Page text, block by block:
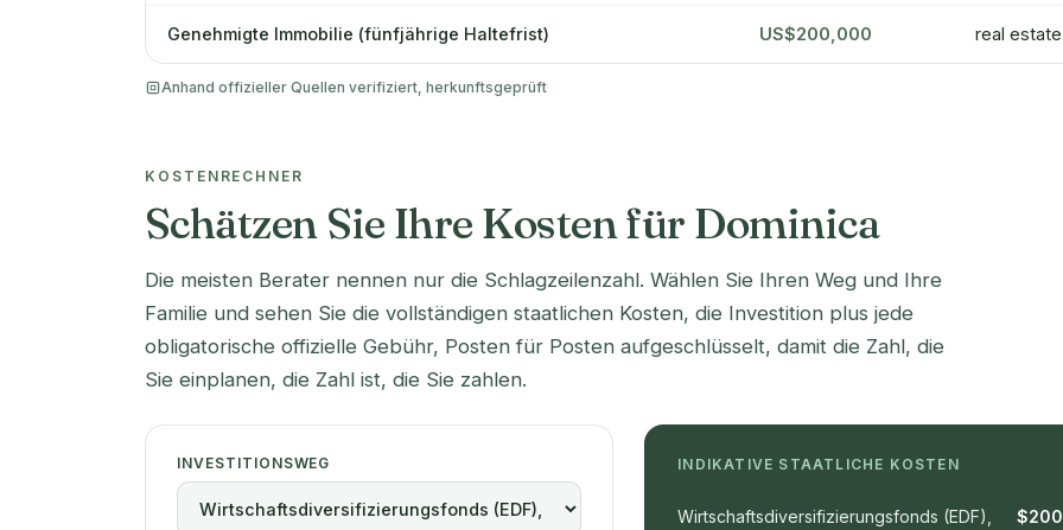
Genehmigte Immobilie (fünfjährige Haltefrist) US$200,000 real estate
Anhand offizieller Quellen verifiziert, herkunftsgeprüft
KOSTENRECHNER
Schätzen Sie Ihre Kosten für Dominica
Die meisten Berater nennen nur die Schlagzeilenzahl. Wählen Sie Ihren Weg und Ihre
Familie und sehen Sie die vollständigen staatlichen Kosten, die Investition plus jede
obligatorische offizielle Gebühr, Posten für Posten aufgeschlüsselt, damit die Zahl, die
Sie einplanen, die Zahl ist, die Sie zahlen.
INVESTITIONSWEG INDIKATIVE STAATLICHE KOSTEN
Wirtschaftsdiversifizierungsfonds (EDF),